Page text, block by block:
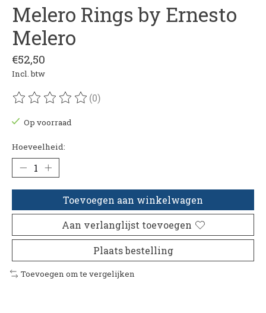
Melero Rings by Ernesto
Melero
€52,50
Incl. btw
De beoordeling van dit product is
(0)
Op voorraad
Hoeveelheid:
Toevoegen aan winkelwagen
Aan verlanglijst toevoegen
Plaats bestelling
Toevoegen om te vergelijken